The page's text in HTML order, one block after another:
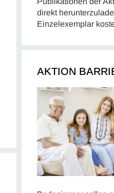
direkt
Einzelexemplar
AKTION